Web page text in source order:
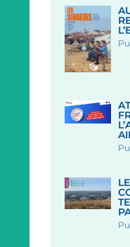
DES HALLES
Place des Halles, 56320 LE
Le 12 Août 2026